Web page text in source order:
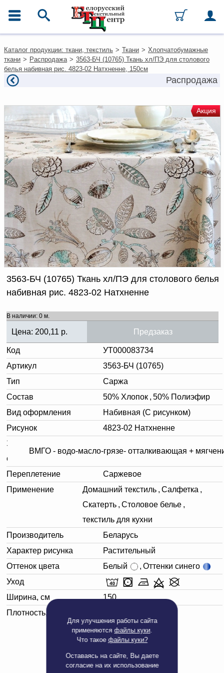
Для улучшения работы сайта
применяютсяфайлы куки.
Что такое файлы куки?
Оставаясь на сайте, Вы даете
согласие на их использование
Каталог
Ткани
Домашний текстиль
Одежда
Текстиль для ресторанов и
гостиниц
Текстильная галантерея и
фурнитура
Условия работы
Оплата и доставка
Как оформить заказ
Вакансии
Как нас найти
Написать нам
Доверенность на
получение груза
Документы по работе с
персональными данными
Письмо руководителю
Вопросы и ответы
Новости | Статьи
Каталог продукции: ткани, текстиль > Ткани > Хлопчатобумажные
ткани > Распродажа > 3563-БЧ (10765) Ткань хл/ПЭ для столового
белья набивная рис. 4823-02 Натхненне, 150см
Распродажа
Акция
3563-БЧ (10765) Ткань хл/ПЭ для столового белья
набивная рис. 4823-02 Натхненне
В наличии: 0 м.
Цена: 200,11 р. Предзаказ
Код
УТ000083734
Артикул
3563-БЧ (10765)
Тип
Саржа
Состав
50% Хлопок , 50% Полиэфир
Вид оформления
Набивная (С рисунком)
Рисунок
4823-02 Натхненне
Заключительная
ВМГО - водо-масло-грязе- отталкивающая +
Переплетение
Саржевое
Применение
Домашний текстиль , Салфетка ,
Скатерть , Столовое белье ,
текстиль для кухни
Производитель
Беларусь
Характер рисунка
Растительный
Оттенок цвета
Белый , Оттенки синего
Уход
Ширина, см
150
Плотность, г/м²
корзину